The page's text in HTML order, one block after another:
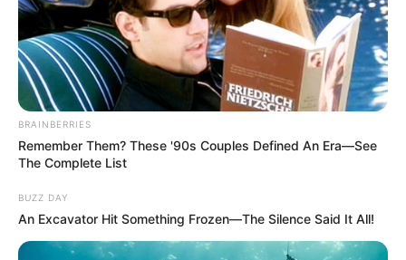
Szerző • June 13, 2026
BRAINBERRIES
Remember Them? These '90s Couples Defined An Era—See
The Complete List
BUZZ DAY
An Excavator Hit Something Frozen—The Silence Said It All!